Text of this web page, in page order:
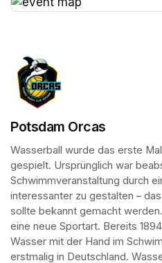
Potsdam Orcas
Wasserball wurde das erste
gespielt. Ursprünglich war
Schwimmveranstaltung durch
interessanter zu gestalten –
sollte bekannt gemacht
eine neue Sportart. Bereits
Wasser mit der Hand im
erstmalig in Deutschland.